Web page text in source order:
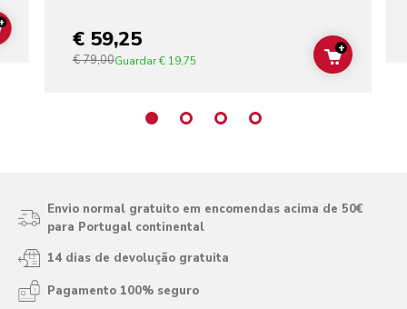
ADD TO CART€ 59,25
€ 79,00Guardar€ 19,75 ADD TO
+
Envio normal gratuito em encomendas acima de 50€
para Portugal continental
14 dias de devolução gratuita
Pagamento 100% seguro